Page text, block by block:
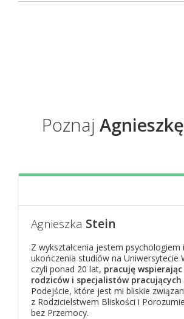
Poznaj
Agnieszka Stein
Z wykształcenia jestem psychologiem
ukończenia studiów na Uniwersytecie
czyli ponad 20 lat, pracuję
rodziców i specjalistów pracujących
Podejście, które jest mi bliskie
z Rodzicielstwem Bliskości i
bez Przemocy.